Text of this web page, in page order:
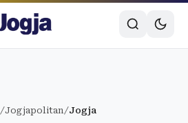
/Jogjapolitan/Jogja